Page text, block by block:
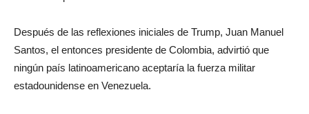
Después de las reflexiones iniciales de Trump, Juan Manuel
Santos, el entonces presidente de Colombia, advirtió que
ningún país latinoamericano aceptaría la fuerza militar
estadounidense en Venezuela.